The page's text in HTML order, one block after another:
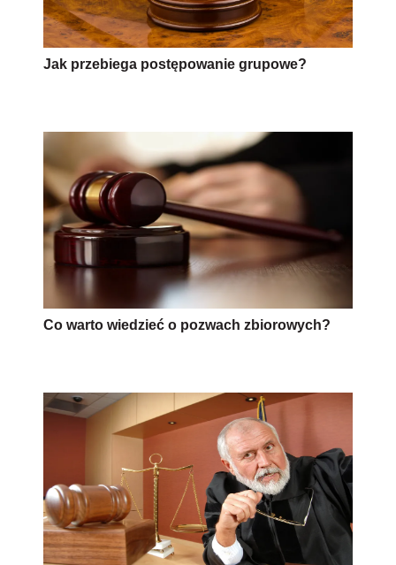
Jak przebiega postępowanie grupowe?
Co warto wiedzieć o pozwach zbiorowych?